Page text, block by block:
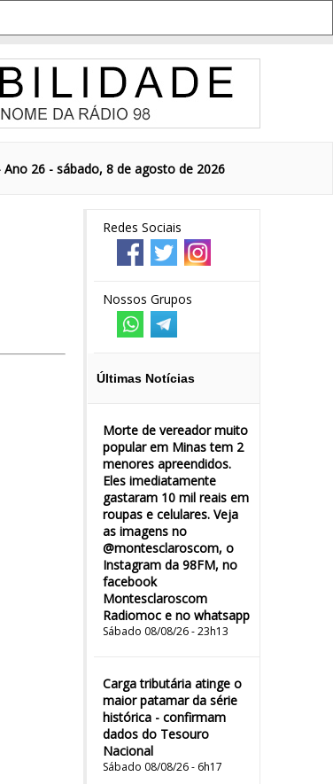
26 - sábado, 8 de agosto de 2026
Redes Sociais
Nossos Grupos
Últimas Notícias
Morte de vereador muito
popular em Minas tem 2
menores apreendidos.
Eles imediatamente
gastaram 10 mil reais em
roupas e celulares. Veja
as imagens no
@montesclaroscom, o
Instagram da 98FM, no
facebook
Montesclaroscom
Radiomoc e no whatsapp
Sábado 08/08/26 - 23h13
Carga tributária atinge o
maior patamar da série
histórica - confirmam
dados do Tesouro
Nacional
Sábado 08/08/26 - 6h17